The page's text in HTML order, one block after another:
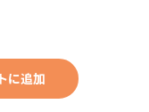
に追加